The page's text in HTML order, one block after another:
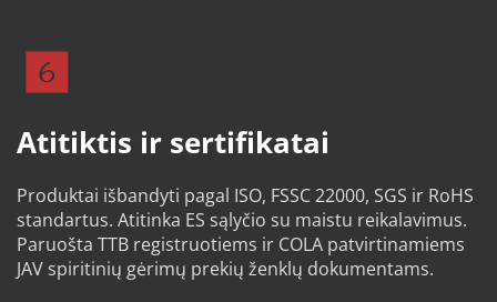
Atitiktis ir sertifikatai
Produktai išbandyti pagal ISO, FSSC 22000, SGS ir RoHS
standartus. Atitinka ES sąlyčio su maistu reikalavimus.
Paruošta TTB registruotiems ir COLA patvirtinamiems
JAV spiritinių gėrimų prekių ženklų dokumentams.